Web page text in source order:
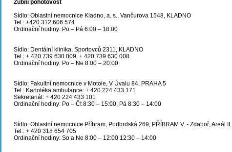
Zubní pohotovost
Sídlo: Oblastní nemocnice Kladno, a. s., Vančurova 1548, KLADNO
Tel.: +420 312 606 574
Ordinační hodiny: Po – Pá 6:00 – 18:00
Sídlo: Dentální klinika, Sportovců 2311, KLADNO
Tel.: + 420 739 630 009, + 420 739 630 008
Ordinační hodiny: Po – Ne 8:00 – 20:00
Sídlo: Fakultní nemocnice v Motole, V Úvalu 84, PRAHA 5
Tel.: Kartotéka ambulance: + 420 224 433 171
Sekretariát: + 420 224 433 101
Ordinační hodiny: Po – Čt 8:30 – 15:00, Pá 8:30 – 14:00
Sídlo: Oblastní nemocnice Příbram, Podbrdská 269, PŘÍBRAM V. - Zdaboř, Areál II.
Tel.: + 420 318 654 705
Ordinační hodiny: So a Ne 8:00 – 12:00 12:30 – 14:00